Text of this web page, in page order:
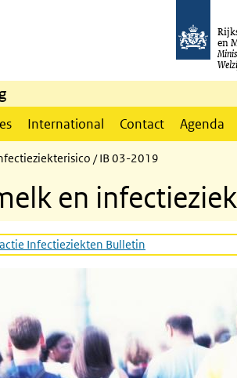
en
International Contact Agenda
/ IB 03-2019
en
Infectieziekten Bulletin